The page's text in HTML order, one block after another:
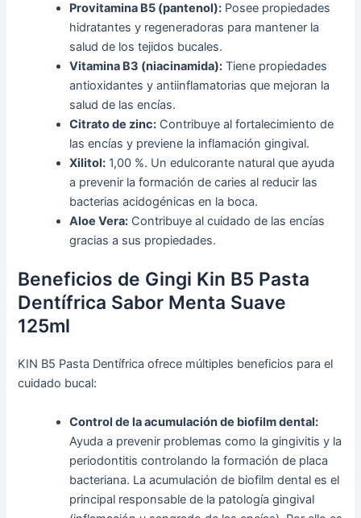
Provitamina B5 (pantenol): Posee propiedades
hidratantes y regeneradoras para mantener la
salud de los tejidos bucales.
Vitamina B3 (niacinamida): Tiene propiedades
antioxidantes y antiinflamatorias que mejoran la
salud de las encías.
Citrato de zinc: Contribuye al fortalecimiento de
las encías y previene la inflamación gingival.
Xilitol: 1,00 %. Un edulcorante natural que ayuda
a prevenir la formación de caries al reducir las
bacterias acidogénicas en la boca.
Aloe Vera: Contribuye al cuidado de las encías
gracias a sus propiedades.
Beneficios de Gingi Kin B5 Pasta
Dentífrica Sabor Menta Suave
125ml
KIN B5 Pasta Dentífrica ofrece múltiples beneficios para el
cuidado bucal:
Control de la acumulación de biofilm dental:
Ayuda a prevenir problemas como la gingivitis y la
periodontitis controlando la formación de placa
bacteriana. La acumulación de biofilm dental es el
principal responsable de la patología gingival